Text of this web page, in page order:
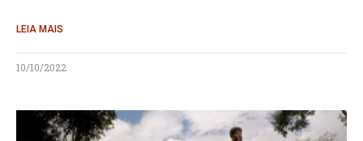
LEIA MAIS
10/10/2022